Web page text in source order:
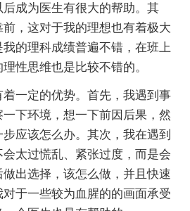
成为医生有很大的帮助。其
，这对于我的理想也有着极大
的理科成绩普遍不错，在班上
性思维也是比较不错的。
一定的优势。首先，我遇到事
下环境，想一下前因后果，然
应该怎么办。其次，我在遇到
太过慌乱、紧张过度，而是会
出选择，该怎么做，并且快速
于一些较为血腥的的画面承受